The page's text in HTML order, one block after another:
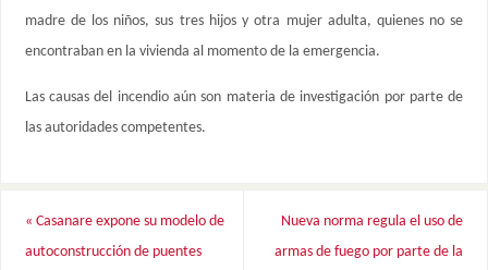
madre de los niños, sus tres hijos y otra mujer adulta, quienes no se
encontraban en la vivienda al momento de la emergencia.
Las causas del incendio aún son materia de investigación por parte de
las autoridades competentes.
« Casanare expone su modelo de
autoconstrucción de puentes
Nueva norma regula el uso de
armas de fuego por parte de la